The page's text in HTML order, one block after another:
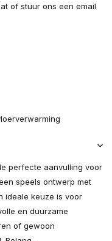
of stuur ons een email
perfecte aanvulling voor
speels ontwerp met
ideale keuze is voor
en duurzame
of gewoon